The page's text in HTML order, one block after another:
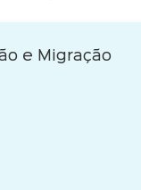
e Migração